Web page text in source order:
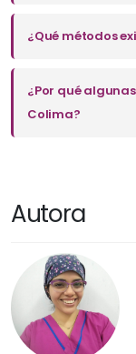
¿Qué métodos
¿Por qué
Colima?
Autora